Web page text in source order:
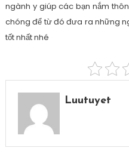
ngành y giúp các bạn nắm
chóng để từ đó đưa ra những
tốt nhất nhé
Luutuyet